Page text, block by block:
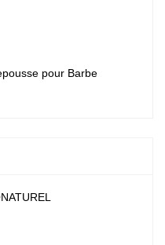
pour Barbe